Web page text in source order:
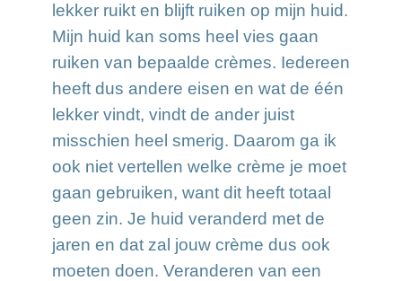
lekker ruikt en blijft ruiken op mijn huid.
Mijn huid kan soms heel vies gaan
ruiken van bepaalde crèmes. Iedereen
heeft dus andere eisen en wat de één
lekker vindt, vindt de ander juist
misschien heel smerig. Daarom ga ik
ook niet vertellen welke crème je moet
gaan gebruiken, want dit heeft totaal
geen zin. Je huid veranderd met de
jaren en dat zal jouw crème dus ook
moeten doen. Veranderen van een